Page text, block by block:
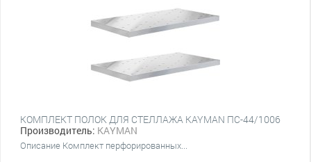
КОМПЛЕКТ ПОЛОК ДЛЯ СТЕЛЛАЖА KAYMAN ПС-44/1006
Производитель: KAYMAN
Описание Комплект перфорированных...